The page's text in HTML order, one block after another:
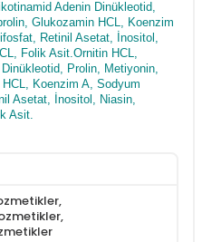
Adenin Dinükleotid,
Glukozamin HCL, Koenzim
Retinil Asetat, İnositol,
Folik Asit.Ornitin HCL,
Prolin, Metiyonin,
Koenzim A, Sodyum
Asetat, İnositol, Niasin,
Asit.
,
,